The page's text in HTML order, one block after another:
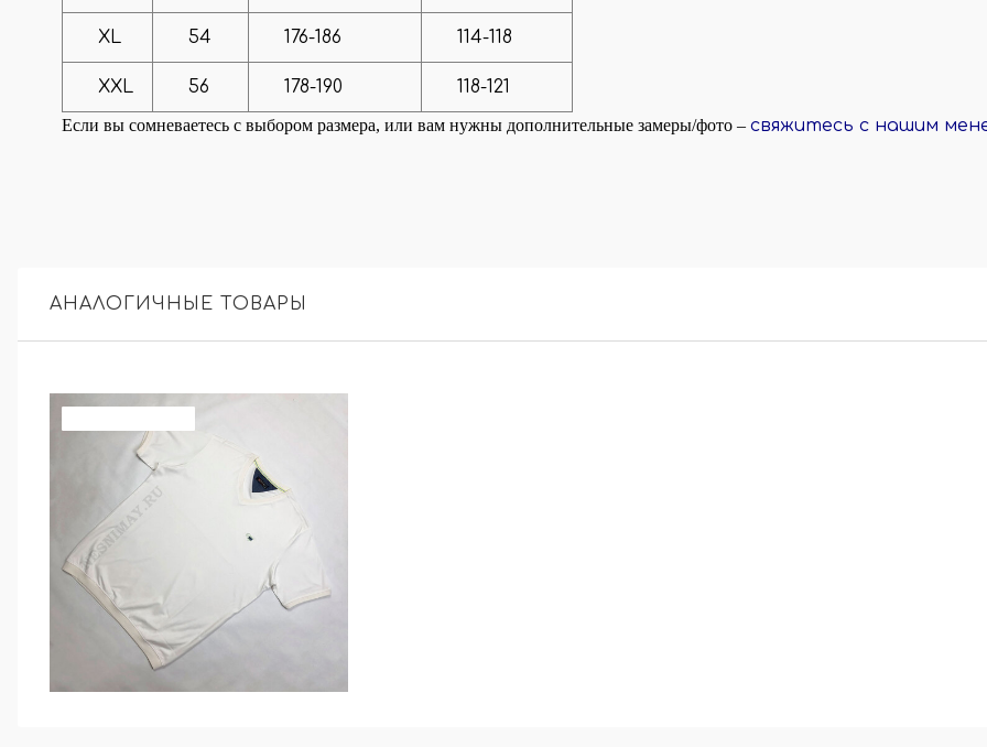
XL 54 176-186 114-118
XXL 56 178-190 118-121
Если вы сомневаетесь с выбором размера, или вам нужны дополнительные замеры/фото –свяжитесь с нашим
АНАЛОГИЧНЫЕ ТОВАРЫ